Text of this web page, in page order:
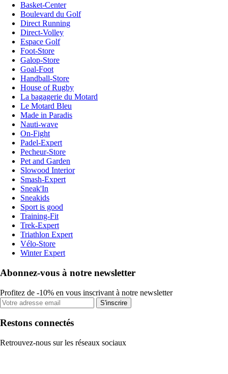
Basket-Center
Boulevard du Golf
Direct Running
Direct-Volley
Espace Golf
Foot-Store
Galop-Store
Goal-Foot
Handball-Store
House of Rugby
La bagagerie du Motard
Le Motard Bleu
Made in Paradis
Nauti-wave
On-Fight
Padel-Expert
Pecheur-Store
Pet and Garden
Slowood Interior
Smash-Expert
Sneak'In
Sneakids
Sport is good
Training-Fit
Trek-Expert
Triathlon Expert
Vélo-Store
Winter Expert
Abonnez-vous à notre newsletter
Profitez de -10% en vous inscrivant à notre newsletter
S'inscrire
Restons connectés
Retrouvez-nous sur les réseaux sociaux